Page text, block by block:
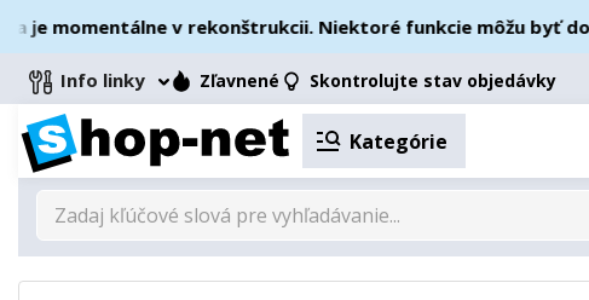
v rekonštrukcii. Niektoré funkcie môžu byť
Info linky Zľavnené Skontrolujte stav objedávky
Kategórie